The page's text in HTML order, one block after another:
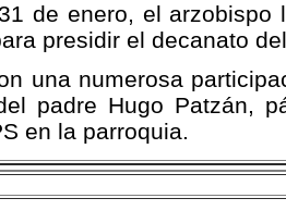
de enero, el
presidir el decanato
una numerosa
padre Hugo Patzán,
en la parroquia.